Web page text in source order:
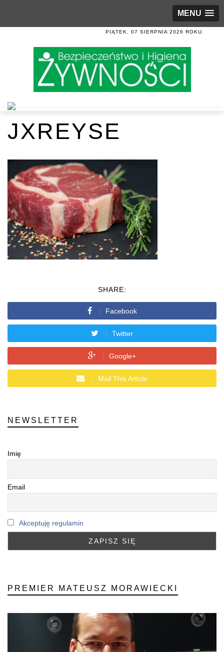
MENU
PIĄTEK, 07 SIERPNIA 2026 ROKU.
JXREYSE
SHARE:
Facebook
Twitter
Google+
Mail This Article
NEWSLETTER
Imię
Email
Akceptuję regulamin
PREMIER MATEUSZ MORAWIECKI